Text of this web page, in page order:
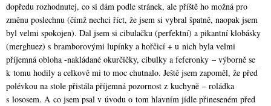
dopředu rozhodnutej, co si dám podle stránek, ale příště ho možná pro
změnu poslechnu (čímž nechci říct, že jsem si vybral špatně, naopak jsem
byl velmi spokojen). Dal jsem si cibulačku (perfektní) a pikantní klobásky
(merghuez) s bramborovými lupínky a hořčicí + u nich byla velmi
příjemná obloha -nakládané okurčičky, cibulky a feferonky – výborně se
k tomu hodily a celkově mi to moc chutnalo. Ještě jsem zapoměl, že před
polévkou na stole přistála příjemná pozornost z kuchyně – roládka
s lososem. A co jsem psal v úvodu o tom hlavním jídle přineseném před